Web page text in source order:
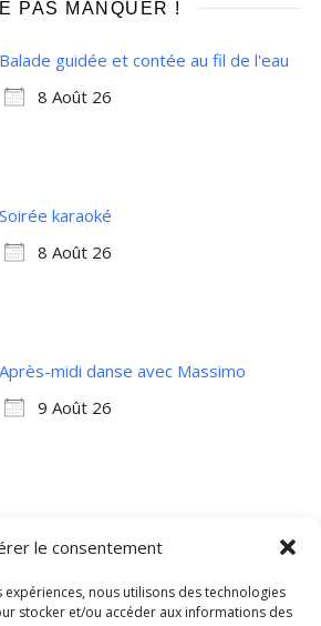
le consentement
nous utilisons des technologies
stocker et/ou accéder aux informations des
PAS MANQUER !
Balade guidée et contée au fil de l'eau
8 Août 26
Soirée karaoké
8 Août 26
Après-midi danse avec Massimo
9 Août 26